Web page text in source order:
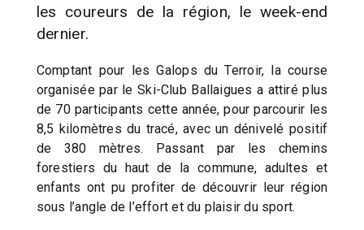
les coureurs de la région, le week-end
dernier.
Comptant pour les Galops du Terroir, la course
organisée par le Ski-Club Ballaigues a attiré plus
de 70 participants cette année, pour parcourir les
8,5 kilomètres du tracé, avec un dénivelé positif
de 380 mètres. Passant par les chemins
forestiers du haut de la commune, adultes et
enfants ont pu profiter de découvrir leur région
sous l’angle de l’effort et du plaisir du sport.